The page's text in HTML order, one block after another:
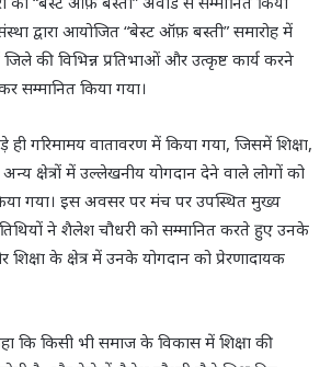
द्वारा आयोजित “बेस्ट ऑफ़ बस्ती” समारोह में
की विभिन्न प्रतिभाओं और उत्कृष्ट कार्य करने
सम्मानित किया गया।
गरिमामय वातावरण में किया गया, जिसमें शिक्षा,
क्षेत्रों में उल्लेखनीय योगदान देने वाले लोगों को
गया। इस अवसर पर मंच पर उपस्थित मुख्य
ने शैलेश चौधरी को सम्मानित करते हुए उनके
शिक्षा के क्षेत्र में उनके योगदान को प्रेरणादायक
कि किसी भी समाज के विकास में शिक्षा की